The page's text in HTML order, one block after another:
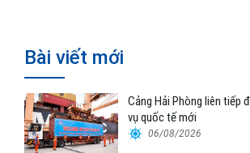
Bài viết mới
Cảng Hải Phòng liên tiếp
vụ quốc tế mới
06/08/2026